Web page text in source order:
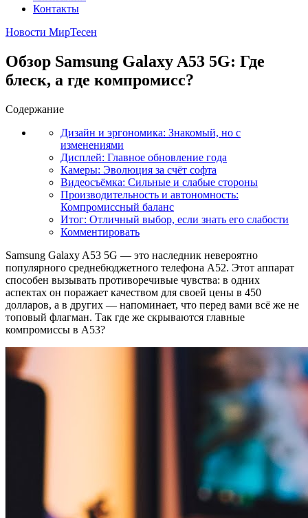
Контакты
Новости МирТесен
Обзор Samsung Galaxy A53 5G: Где
блеск, а где компромисс?
Содержание
Дизайн и эргономика: Знакомый, но с
изменениями
Дисплей: Главное обновление года
Камеры: Эволюция за счёт софта
Видеосъёмка: Сильные и слабые стороны
Производительность и автономность:
Компромиссный баланс
Итог: Отличный выбор, если знать его слабости
Комментировать
Samsung Galaxy A53 5G — это наследник невероятно
популярного среднебюджетного телефона A52. Этот аппарат
способен вызывать противоречивые чувства: в одних
аспектах он поражает качеством для своей цены в 450
долларов, а в других — напоминает, что перед вами всё же не
топовый флагман. Так где же скрываются главные
компромиссы в A53?